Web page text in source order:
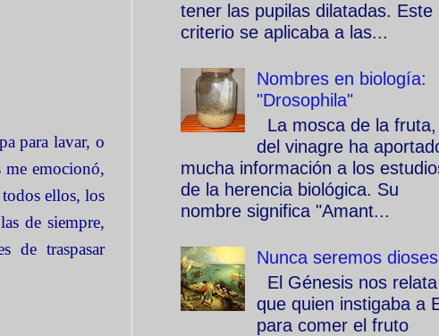
para lavar, o
me emocionó,
ellos, los
de siempre,
de traspasar
tener las pupilas dilatadas. Este
criterio se aplicaba a las...
Nombres en biología:
"Drosophila"
La mosca de la
del vinagre ha
mucha información a los
de la herencia biológica. Su
nombre significa "Amant...
Nunca seremos dioses
El Génesis nos relata
que quien instigaba a
para comer el fruto